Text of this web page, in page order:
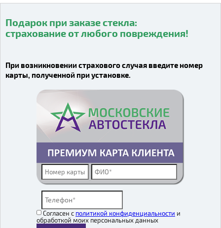
Видео о компании
Подарок при заказе стекла:
страхование от любого повреждения!
При возникновении страхового случая введите номер
карты, полученной при установке.
Согласен с политикой конфиденциальности и
обработкой моих персональных данных